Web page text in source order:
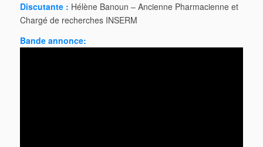
Discutante : Hélène Banoun – Ancienne Pharmacienne et
Chargé de recherches INSERM
Bande annonce: